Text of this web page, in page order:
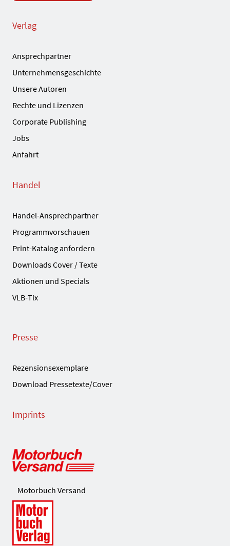
Verlag
Ansprechpartner
Unternehmensgeschichte
Unsere Autoren
Rechte und Lizenzen
Corporate Publishing
Jobs
Anfahrt
Handel
Handel-Ansprechpartner
Programmvorschauen
Print-Katalog anfordern
Downloads Cover / Texte
Aktionen und Specials
VLB-Tix
Presse
Rezensionsexemplare
Download Pressetexte/Cover
Imprints
Motorbuch Versand